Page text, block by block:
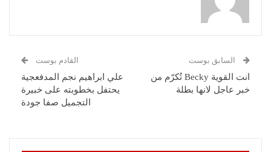
السابق بوست
انت القوية Becky تُكرّم من
خبر عاجل لانها بطلة
القادم بوست
علي ابراهيم نجم المدفعجية
يحتفل بخطوبته على خبيرة
التجميل صفا جودة